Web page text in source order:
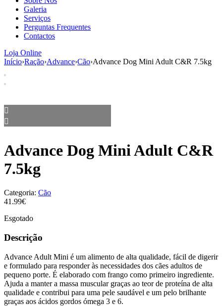
Galeria
Serviços
Perguntas Frequentes
Contactos
Loja Online
Início›Ração›Advance›Cão›Advance Dog Mini Adult C&R 7.5kg
Advance Dog Mini Adult C&R
7.5kg
Categoria: Cão
41.99€
Esgotado
Descrição
Advance Adult Mini é um alimento de alta qualidade, fácil de digerir
e formulado para responder às necessidades dos cães adultos de
pequeno porte. É elaborado com frango como primeiro ingrediente.
Ajuda a manter a massa muscular graças ao teor de proteína de alta
qualidade e contribui para uma pele saudável e um pelo brilhante
graças aos ácidos gordos ómega 3 e 6.
aumenta a
probabilidade
de ver
conteúdo e
ofertas